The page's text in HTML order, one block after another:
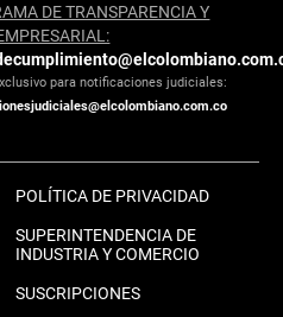
DE TRANSPARENCIA Y
para notificaciones judiciales:
POLÍTICA DE PRIVACIDAD
SUPERINTENDENCIA DE
INDUSTRIA Y COMERCIO
SUSCRIPCIONES